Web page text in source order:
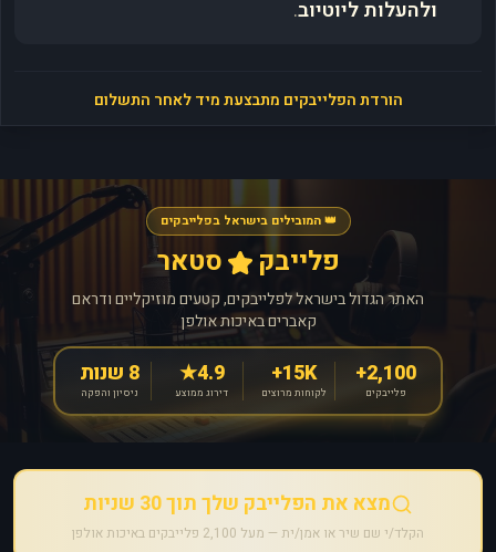
ולהעלות ליוטיוב.
הורדת הפלייבקים מתבצעת מיד לאחר התשלום
👑 המובילים בישראל בפלייבקים
פלייבק סטאר
האתר הגדול בישראל לפלייבקים, קטעים מוזיקליים ודראם
קאברים באיכות אולפן
2,100+
פלייבקים
15K+
לקוחות מרוצים
4.9★
דירוג ממוצע
8 שנות
ניסיון והפקה
מצא את הפלייבק שלך תוך 30 שניות
הקלד/י שם שיר או אמן/ית — מעל 2,100 פלייבקים באיכות אולפן